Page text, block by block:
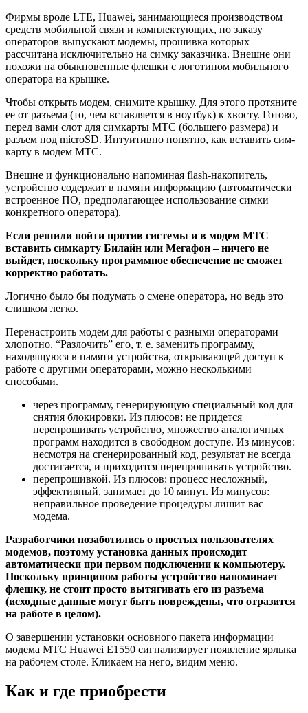
Фирмы вроде LTE, Huawei, занимающиеся производством
средств мобильной связи и комплектующих, по заказу
операторов выпускают модемы, прошивка которых
рассчитана исключительно на симку заказчика. Внешне они
похожи на обыкновенные флешки с логотипом мобильного
оператора на крышке.
Чтобы открыть модем, снимите крышку. Для этого протяните
ее от разъема (то, чем вставляется в ноутбук) к хвосту. Готово,
перед вами слот для симкарты МТС (большего размера) и
разъем под microSD. Интуитивно понятно, как вставить сим-
карту в модем МТС.
Внешне и функционально напоминая flash-накопитель,
устройство содержит в памяти информацию (автоматически
встроенное ПО, предполагающее использование симки
конкретного оператора).
Если решили пойти против системы и в модем МТС
вставить симкарту Билайн или Мегафон – ничего не
выйдет, поскольку программное обеспечение не сможет
корректно работать.
Логично было бы подумать о смене оператора, но ведь это
слишком легко.
Перенастроить модем для работы с разными операторами
хлопотно. “Разлочить” его, т. е. заменить программу,
находящуюся в памяти устройства, открывающей доступ к
работе с другими операторами, можно несколькими
способами.
через программу, генерирующую специальный код для
снятия блокировки. Из плюсов: не придется
перепрошивать устройство, множество аналогичных
программ находится в свободном доступе. Из минусов:
несмотря на сгенерированный код, результат не всегда
достигается, и приходится перепрошивать устройство.
перепрошивкой. Из плюсов: процесс несложный,
эффективный, занимает до 10 минут. Из минусов:
неправильное проведение процедуры лишит вас
модема.
Разработчики позаботились о простых пользователях
модемов, поэтому установка данных происходит
автоматически при первом подключении к компьютеру.
Поскольку принципом работы устройство напоминает
флешку, не стоит просто вытягивать его из разъема
(исходные данные могут быть повреждены, что отразится
на работе в целом).
О завершении установки основного пакета информации
модема МТС Huawei E1550 сигнализирует появление ярлыка
на рабочем столе. Кликаем на него, видим меню.
Как и где приобрести